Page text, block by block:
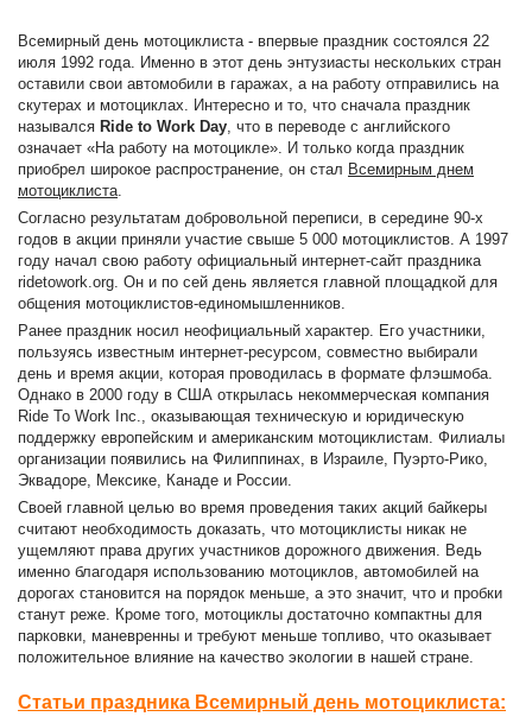
Всемирный день мотоциклиста - впервые праздник состоялся 22
июля 1992 года. Именно в этот день энтузиасты нескольких стран
оставили свои автомобили в гаражах, а на работу отправились на
скутерах и мотоциклах. Интересно и то, что сначала праздник
назывался Ride to Work Day, что в переводе с английского
означает «На работу на мотоцикле». И только когда праздник
приобрел широкое распространение, он стал Всемирным днем
мотоциклиста.
Согласно результатам добровольной переписи, в середине 90-х
годов в акции приняли участие свыше 5 000 мотоциклистов. А 1997
году начал свою работу официальный интернет-сайт праздника
ridetowork.org. Он и по сей день является главной площадкой для
общения мотоциклистов-единомышленников.
Ранее праздник носил неофициальный характер. Его участники,
пользуясь известным интернет-ресурсом, совместно выбирали
день и время акции, которая проводилась в формате флэшмоба.
Однако в 2000 году в США открылась некоммерческая компания
Ride To Work Inc., оказывающая техническую и юридическую
поддержку европейским и американским мотоциклистам. Филиалы
организации появились на Филиппинах, в Израиле, Пуэрто-Рико,
Эквадоре, Мексике, Канаде и России.
Своей главной целью во время проведения таких акций байкеры
считают необходимость доказать, что мотоциклисты никак не
ущемляют права других участников дорожного движения. Ведь
именно благодаря использованию мотоциклов, автомобилей на
дорогах становится на порядок меньше, а это значит, что и пробки
станут реже. Кроме того, мотоциклы достаточно компактны для
парковки, маневренны и требуют меньше топливо, что оказывает
положительное влияние на качество экологии в нашей стране.
Статьи праздника Всемирный день мотоциклиста: